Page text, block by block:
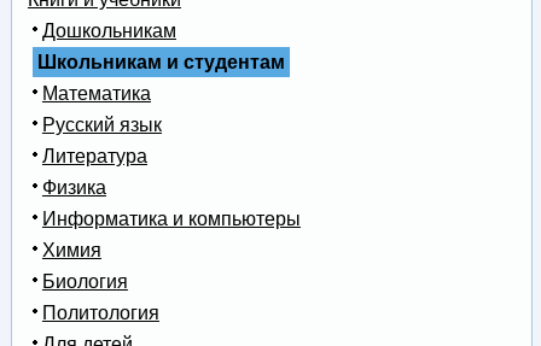
Дошкольникам
Школьникам и студентам
Математика
Русский язык
Литература
Физика
Информатика и компьютеры
Химия
Биология
Политология